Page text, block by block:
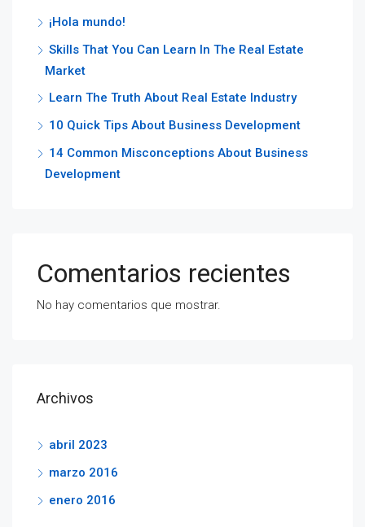
¡Hola mundo!
Skills That You Can Learn In The Real Estate
Market
Learn The Truth About Real Estate Industry
10 Quick Tips About Business Development
14 Common Misconceptions About Business
Development
Comentarios recientes
No hay comentarios que mostrar.
Archivos
abril 2023
marzo 2016
enero 2016